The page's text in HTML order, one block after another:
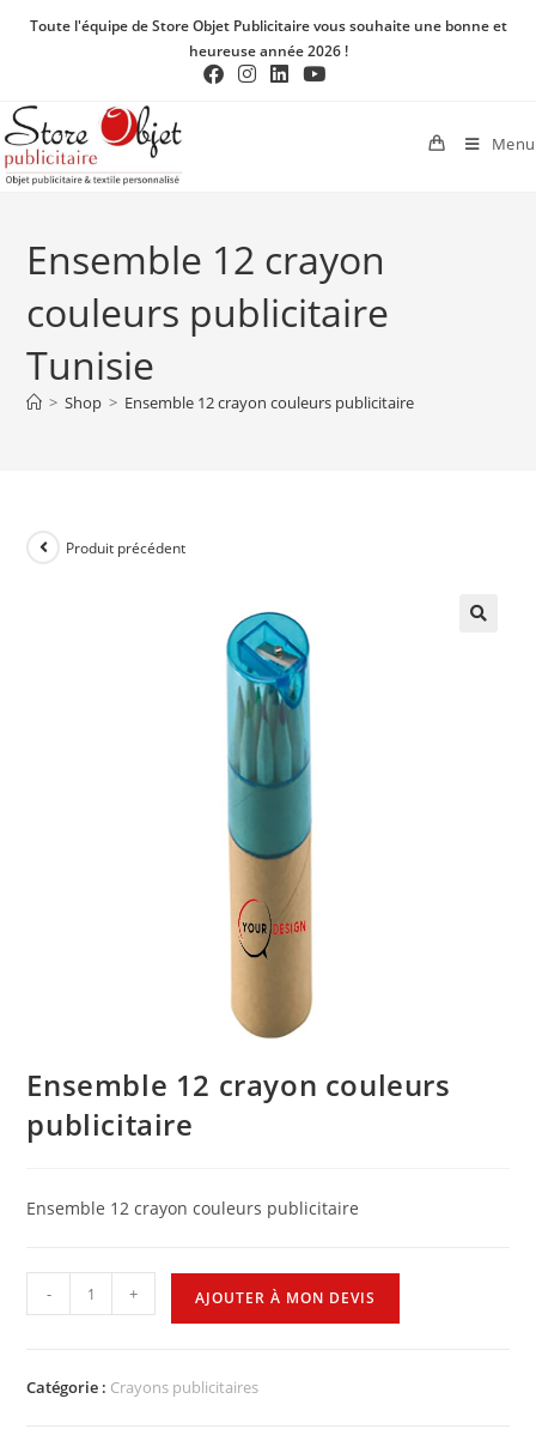
Toute l'équipe de Store Objet Publicitaire vous souhaite une bonne et
heureuse année 2026 !
Menu
Ensemble 12 crayon
couleurs publicitaire
Tunisie
> Shop > Ensemble 12 crayon couleurs publicitaire
Produit précédent
Ensemble 12 crayon couleurs
publicitaire
Ensemble 12 crayon couleurs publicitaire
- + AJOUTER À MON DEVIS
Catégorie : Crayons publicitaires